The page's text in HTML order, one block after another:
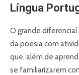
Língua
O grande
da poesia com
que, além de
se familiarizarem